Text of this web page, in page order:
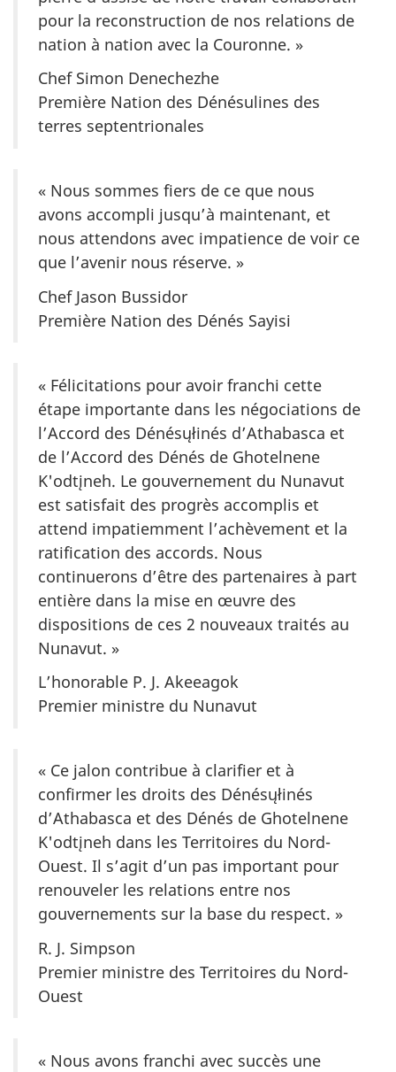
pour la reconstruction de nos relations de
nation à nation avec la Couronne. »
Chef Simon Denechezhe
Première Nation des Dénésulines des
terres septentrionales
« Nous sommes fiers de ce que nous
avons accompli jusqu’à maintenant, et
nous attendons avec impatience de voir ce
que l’avenir nous réserve. »
Chef Jason Bussidor
Première Nation des Dénés Sayisi
« Félicitations pour avoir franchi cette
étape importante dans les négociations de
l’Accord des Dénésųłinés d’Athabasca et
de l’Accord des Dénés de Ghotelnene
K'odtįneh. Le gouvernement du Nunavut
est satisfait des progrès accomplis et
attend impatiemment l’achèvement et la
ratification des accords. Nous
continuerons d’être des partenaires à part
entière dans la mise en œuvre des
dispositions de ces 2 nouveaux traités au
Nunavut. »
L’honorable P. J. Akeeagok
Premier ministre du Nunavut
« Ce jalon contribue à clarifier et à
confirmer les droits des Dénésųłinés
d’Athabasca et des Dénés de Ghotelnene
K'odtįneh dans les Territoires du Nord-
Ouest. Il s’agit d’un pas important pour
renouveler les relations entre nos
gouvernements sur la base du respect. »
R. J. Simpson
Premier ministre des Territoires du Nord-
Ouest
« Nous avons franchi avec succès une